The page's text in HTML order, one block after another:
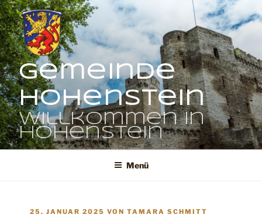
Zum
Inhalt
springen
Gemeinde
Hohenstein
Willkommen in
Hohenstein
Menü
VERÖFFENTLICHT
25. JANUAR 2025 VONTAMARA SCHMITT